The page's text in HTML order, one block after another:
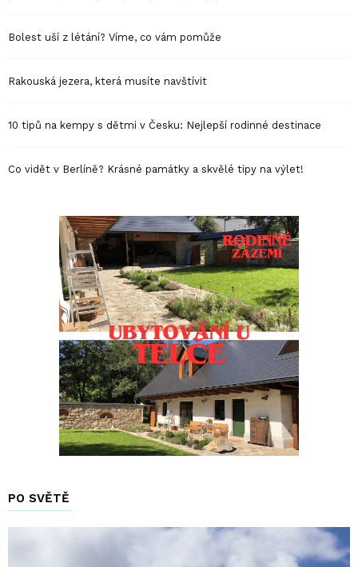
Bolest uší z létání? Víme, co vám pomůže
Rakouská jezera, která musíte navštívit
10 tipů na kempy s dětmi v Česku: Nejlepší rodinné destinace
Co vidět v Berlíně? Krásné památky a skvělé tipy na výlet!
PO SVĚTĚ